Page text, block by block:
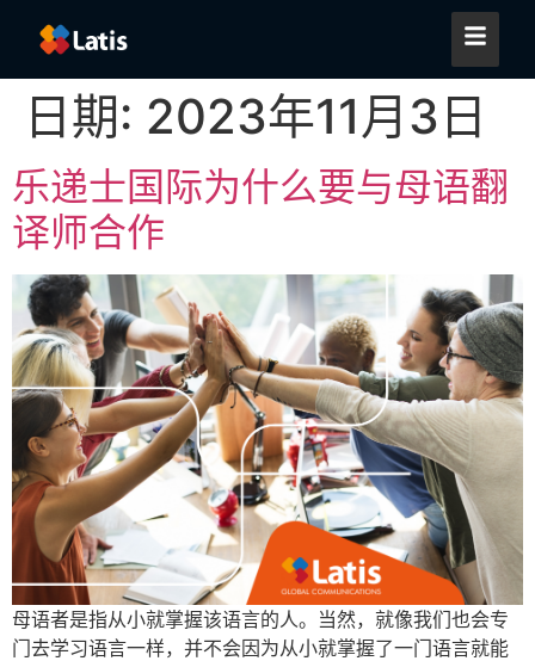
日期: 2023年11月3日
乐递士国际为什么要与母语翻
译师合作
母语者是指从小就掌握该语言的人。当然，就像我们也会专
门去学习语言一样，并不会因为从小就掌握了一门语言就能